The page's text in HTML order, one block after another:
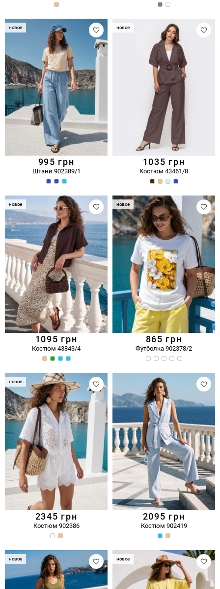
новое
995 грн
Штани 902389/1
новое
1035 грн
Костюм 43461/8
новое
1095 грн
Костюм 43843/4
новое
865 грн
Футболка 902378/2
новое
2345 грн
Костюм 902386
2095 грн
Костюм 902419
новое новое